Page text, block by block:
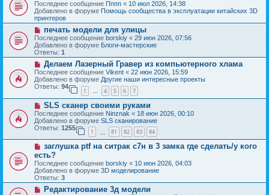
е
о
б
щ
е
н
и
е
в
о
е
с
о
о
б
щ
е
н
и
е
Последнее сообщение Пппп « 10 июл 2026, 14:38
Добавлено в форуме Помощь сообщества в эксплуатации китайских 3D
принтеров
Н
о
в
о
е
с
о
о
б
е
н
и
е
печать модели для улицы
Последнее сообщение borskiy « 29 июн 2026, 07:56
Добавлено в форуме Блоги-мастерские
Ответы: 1
Н
о
в
о
е
с
о
о
б
щ
н
и
е
Делаем Лазерный Гравер из компьютерного хлама
Последнее сообщение Vikent « 22 июн 2026, 15:59
Добавлено в форуме Другие наши интересные проекты
Ответы: 94
1 … 4 5 6 7
Н
о
в
о
е
с
о
о
б
щ
е
н
SLS сканер своими руками
Последнее сообщение Ninznak « 18 июн 2026, 00:10
Добавлено в форуме SLS сканирование
Ответы: 1255
1 81 82 83 84
Н
в
о
е
с
о
заглушка ptf на ситрак с7н в 3 замка где сделать/у кого
есть?
Последнее сообщение borskiy « 10 июн 2026, 04:03
Добавлено в форуме 3D моделирование
Ответы: 3
НРедактирование 3д модели